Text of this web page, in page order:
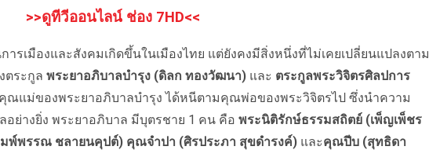
>>ดูทีวีออนไลน์ ช่อง 7HD<<
ารเมืองและสังคมเกิดขึ้นในเมืองไทย แต่ยังคงมีสิ่งหนึ่งที่ไม่เคยเปลี่ยนแปลงตาม
ตระกูลพระยาอภิบาลบำรุง (ดิลก ทองวัฒนา) และ ตระกูลพระวิจิตรศิลปการ
คุณแม่ของพระยาอภิบาลบำรุง ได้หนีตามคุณพ่อของพระวิจิตรไป ซึ่งนำความ
อย่างยิ่ง พระยาอภิบาล มีบุตรชาย 1 คน คือพระนิติรักษ์ธรรมสถิตย์ (เพ็ญเพ็ชร
พ์พรรณ ชลายนคุปต์) คุณจำปา (ศิรประภา สุขดำรงค์) และคุณปีบ (สุทธิดา